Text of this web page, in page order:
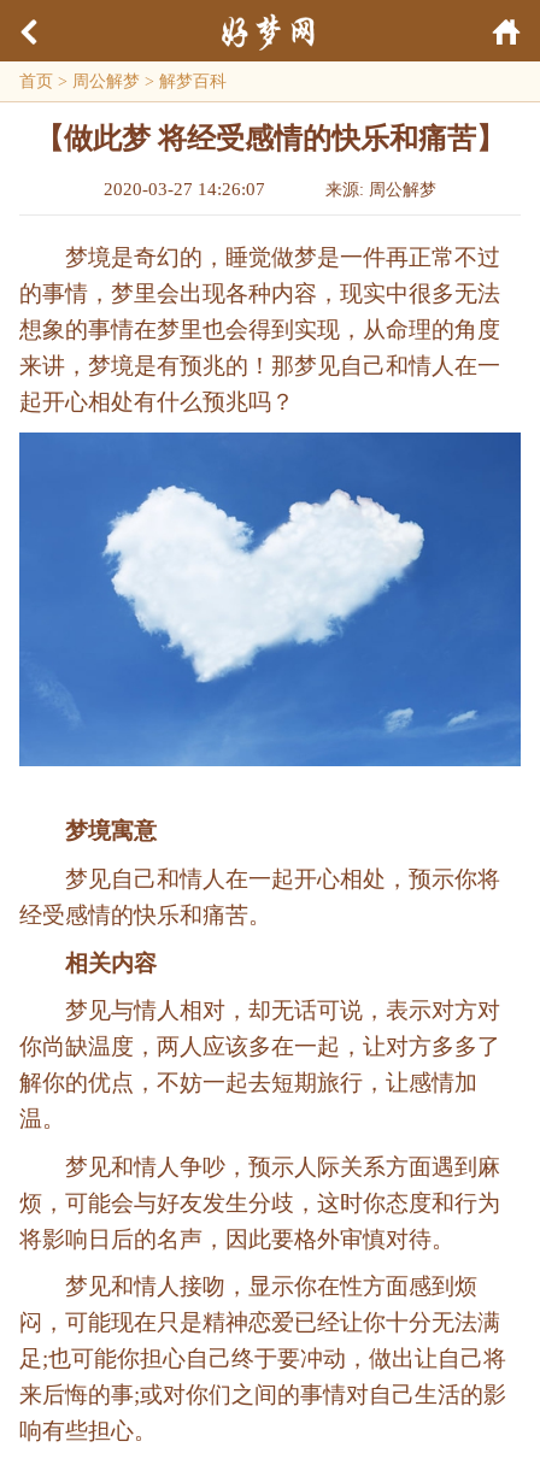
首页 > 周公解梦 > 解梦百科
【做此梦 将经受感情的快乐和痛苦】
2020-03-27 14:26:07 来源: 周公解梦
梦境是奇幻的，睡觉做梦是一件再正常不过
的事情，梦里会出现各种内容，现实中很多无法
想象的事情在梦里也会得到实现，从命理的角度
来讲，梦境是有预兆的！那梦见自己和情人在一
起开心相处有什么预兆吗？
梦境寓意
梦见自己和情人在一起开心相处，预示你将
经受感情的快乐和痛苦。
相关内容
梦见与情人相对，却无话可说，表示对方对
你尚缺温度，两人应该多在一起，让对方多多了
解你的优点，不妨一起去短期旅行，让感情加
温。
梦见和情人争吵，预示人际关系方面遇到麻
烦，可能会与好友发生分歧，这时你态度和行为
将影响日后的名声，因此要格外审慎对待。
梦见和情人接吻，显示你在性方面感到烦
闷，可能现在只是精神恋爱已经让你十分无法满
足;也可能你担心自己终于要冲动，做出让自己将
来后悔的事;或对你们之间的事情对自己生活的影
响有些担心。